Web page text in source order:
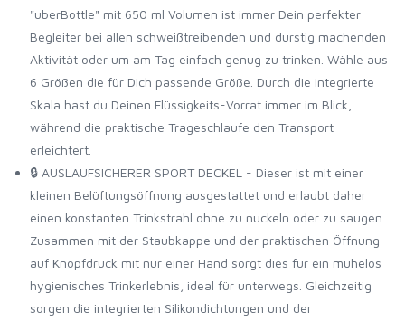
"uberBottle" mit 650 ml Volumen ist immer Dein perfekter
Begleiter bei allen schweißtreibenden und durstig machenden
Aktivität oder um am Tag einfach genug zu trinken. Wähle aus
6 Größen die für Dich passende Größe. Durch die integrierte
Skala hast du Deinen Flüssigkeits-Vorrat immer im Blick,
während die praktische Trageschlaufe den Transport
erleichtert.
🔒 AUSLAUFSICHERER SPORT DECKEL - Dieser ist mit einer
kleinen Belüftungsöffnung ausgestattet und erlaubt daher
einen konstanten Trinkstrahl ohne zu nuckeln oder zu saugen.
Zusammen mit der Staubkappe und der praktischen Öffnung
auf Knopfdruck mit nur einer Hand sorgt dies für ein mühelos
hygienisches Trinkerlebnis, ideal für unterwegs. Gleichzeitig
sorgen die integrierten Silikondichtungen und der